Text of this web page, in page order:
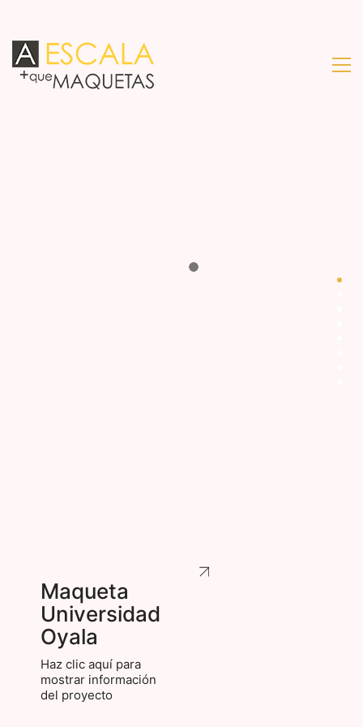
Maqueta
Universidad
Oyala
Haz clic aquí para
mostrar información
del proyecto